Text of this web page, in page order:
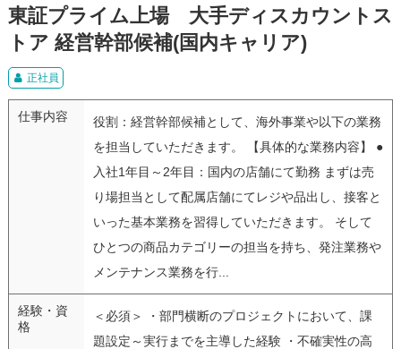
東証プライム上場 大手ディスカウントス
トア 経営幹部候補(国内キャリア)
正社員
仕事内容
役割：経営幹部候補として、海外事業や以下の業務
を担当していただきます。 【具体的な業務内容】 ●
入社1年目～2年目：国内の店舗にて勤務 まずは売
り場担当として配属店舗にてレジや品出し、接客と
いった基本業務を習得していただきます。 そして
ひとつの商品カテゴリーの担当を持ち、発注業務や
メンテナンス業務を行...
経験・資
格
＜必須＞ ・部門横断のプロジェクトにおいて、課
題設定～実行までを主導した経験 ・不確実性の高